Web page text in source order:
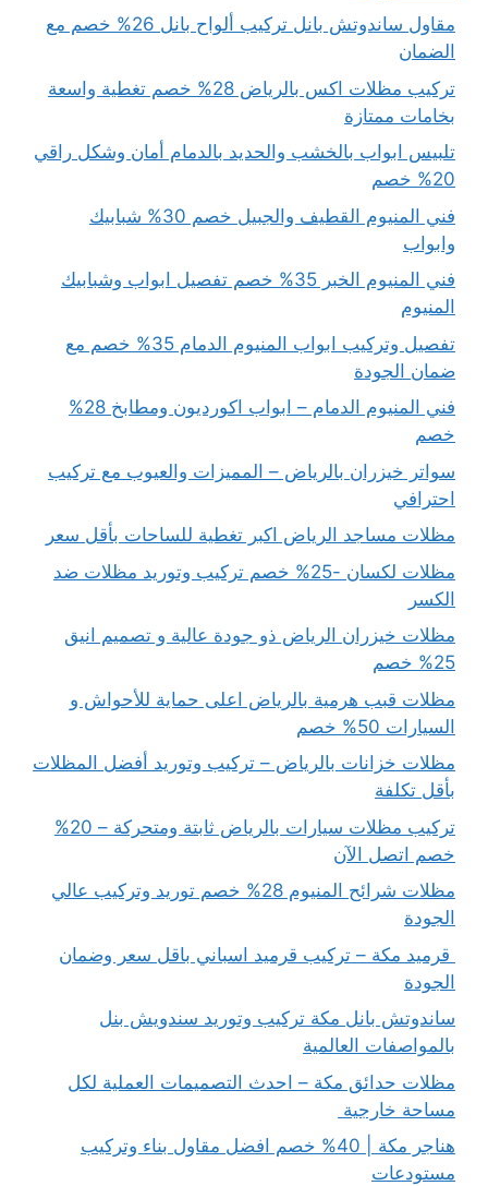
مقاول ساندوتش بانل تركيب ألواح بانل 26% خصم مع
الضمان
تركيب مظلات اكس بالرياض 28% خصم تغطية واسعة
بخامات ممتازة
تلبيس ابواب بالخشب والحديد بالدمام أمان وشكل راقي
20% خصم
فني المنيوم القطيف والجبيل خصم 30% شبابيك
وابواب
فني المنيوم الخبر 35% خصم تفصيل ابواب وشبابيك
المنيوم
تفصيل وتركيب ابواب المنيوم الدمام 35% خصم مع
ضمان الجودة
فني المنيوم الدمام – ابواب اكورديون ومطابخ 28%
خصم
سواتر خيزران بالرياض – المميزات والعيوب مع تركيب
احترافي
مظلات مساجد الرياض اكبر تغطية للساحات بأقل سعر
مظلات لكسان -25% خصم تركيب وتوريد مظلات ضد
الكسر
مظلات خيزران الرياض ذو جودة عالية و تصميم انيق
25% خصم
مظلات قبب هرمية بالرياض اعلى حماية للأحواش و
السيارات 50% خصم
مظلات خزانات بالرياض – تركيب وتوريد أفضل المظلات
بأقل تكلفة
تركيب مظلات سيارات بالرياض ثابتة ومتحركة – 20%
خصم اتصل الآن
مظلات شرائح المنيوم 28% خصم توريد وتركيب عالي
الجودة
قرميد مكة – تركيب قرميد اسباني باقل سعر وضمان
الجودة
ساندوتش بانل مكة تركيب وتوريد سندويش بنل
بالمواصفات العالمية
مظلات حدائق مكة – احدث التصميمات العملية لكل
مساحة خارجية
هناجر مكة | 40% خصم افضل مقاول بناء وتركيب
مستودعات